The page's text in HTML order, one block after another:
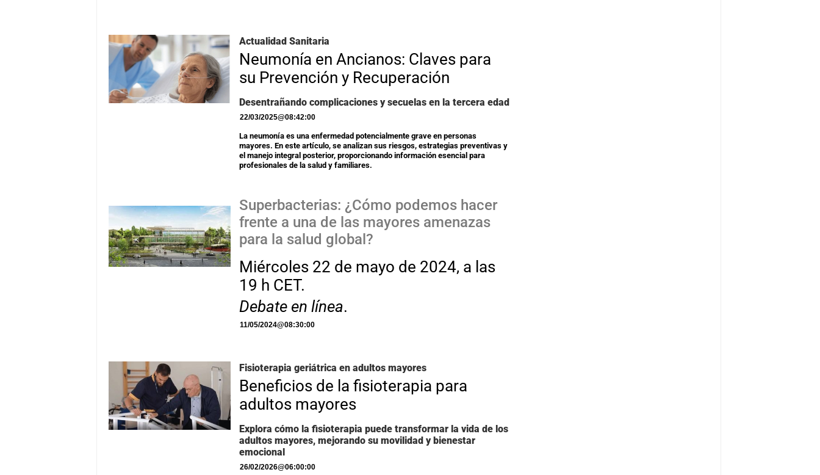
Actualidad Sanitaria
Neumonía en Ancianos: Claves para
su Prevención y Recuperación
Desentrañando complicaciones y secuelas en la tercera edad
22/03/2025@08:42:00
La neumonía es una enfermedad potencialmente grave en personas
mayores. En este artículo, se analizan sus riesgos, estrategias preventivas y
el manejo integral posterior, proporcionando información esencial para
profesionales de la salud y familiares.
Superbacterias: ¿Cómo podemos hacer
frente a una de las mayores amenazas
para la salud global?
Miércoles 22 de mayo de 2024, a las
19 h CET.
Debate en línea.
11/05/2024@08:30:00
Fisioterapia geriátrica en adultos mayores
Beneficios de la fisioterapia para
adultos mayores
Explora cómo la fisioterapia puede transformar la vida de los
adultos mayores, mejorando su movilidad y bienestar
emocional
26/02/2026@06:00:00